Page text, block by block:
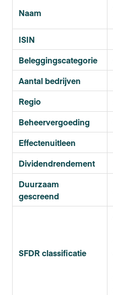
Naam
ISIN
Beleggingscategorie
Aantal bedrijven
Regio
Beheervergoeding
Effectenuitleen
Dividendrendement
Duurzaam
gescreend
SFDR classificatie